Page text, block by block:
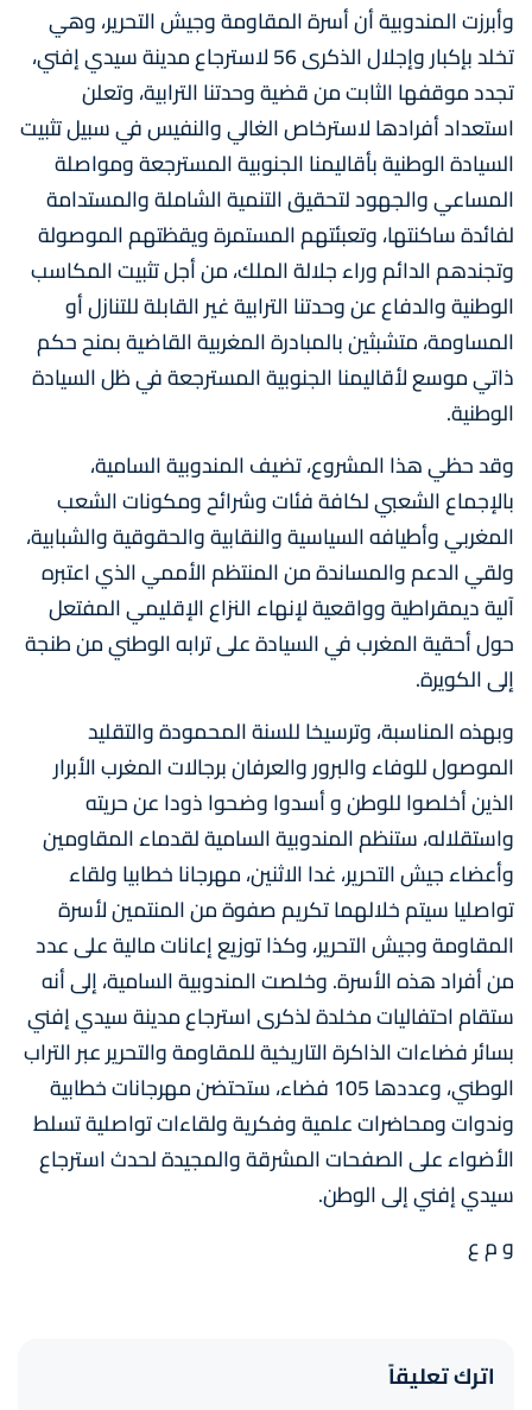
وأبرزت المندوبية أن أسرة المقاومة وجيش التحرير، وهي
تخلد بإكبار وإجلال الذكرى 56 لاسترجاع مدينة سيدي إفني،
تجدد موقفها الثابت من قضية وحدتنا الترابية، وتعلن
استعداد أفرادها لاسترخاص الغالي والنفيس في سبيل تثبيت
السيادة الوطنية بأقاليمنا الجنوبية المسترجعة ومواصلة
المساعي والجهود لتحقيق التنمية الشاملة والمستدامة
لفائدة ساكنتها، وتعبئتهم المستمرة ويقظتهم الموصولة
وتجندهم الدائم وراء جلالة الملك، من أجل تثبيت المكاسب
الوطنية والدفاع عن وحدتنا الترابية غير القابلة للتنازل أو
المساومة، متشبثين بالمبادرة المغربية القاضية بمنح حكم
ذاتي موسع لأقاليمنا الجنوبية المسترجعة في ظل السيادة
الوطنية.
وقد حظي هذا المشروع، تضيف المندوبية السامية،
بالإجماع الشعبي لكافة فئات وشرائح ومكونات الشعب
المغربي وأطيافه السياسية والنقابية والحقوقية والشبابية،
ولقي الدعم والمساندة من المنتظم الأممي الذي اعتبره
آلية ديمقراطية وواقعية لإنهاء النزاع الإقليمي المفتعل
حول أحقية المغرب في السيادة على ترابه الوطني من طنجة
إلى الكويرة.
وبهذه المناسبة، وترسيخا للسنة المحمودة والتقليد
الموصول للوفاء والبرور والعرفان برجالات المغرب الأبرار
الذين أخلصوا للوطن و أسدوا وضحوا ذودا عن حريته
واستقلاله، ستنظم المندوبية السامية لقدماء المقاومين
وأعضاء جيش التحرير، غدا الاثنين، مهرجانا خطابيا ولقاء
تواصليا سيتم خلالهما تكريم صفوة من المنتمين لأسرة
المقاومة وجيش التحرير، وكذا توزيع إعانات مالية على عدد
من أفراد هذه الأسرة. وخلصت المندوبية السامية، إلى أنه
ستقام احتفاليات مخلدة لذكرى استرجاع مدينة سيدي إفني
بسائر فضاءات الذاكرة التاريخية للمقاومة والتحرير عبر التراب
الوطني، وعددها 105 فضاء، ستحتضن مهرجانات خطابية
وندوات ومحاضرات علمية وفكرية ولقاءات تواصلية تسلط
الأضواء على الصفحات المشرقة والمجيدة لحدث استرجاع
سيدي إفني إلى الوطن.
و م ع
اترك تعليقاً